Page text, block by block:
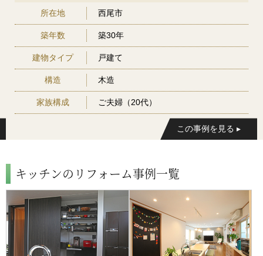
所在地 西尾市
築年数 築30年
建物タイプ 戸建て
構造 木造
家族構成 ご夫婦（20代）
キッチンのリフォーム事例一覧